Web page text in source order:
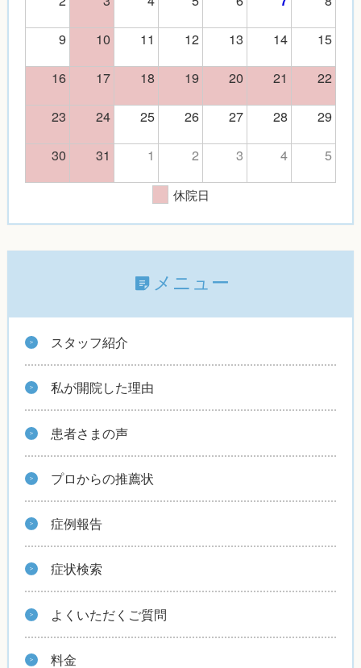
9
10 11 12 13 14
15
16
17 18 19 20 21
22
23
24 25 26 27 28
29
30
31 1 2 3 4 5
休院日
メニュー
スタッフ紹介
私が開院した理由
患者さまの声
プロからの推薦状
症例報告
症状検索
よくいただくご質問
料金